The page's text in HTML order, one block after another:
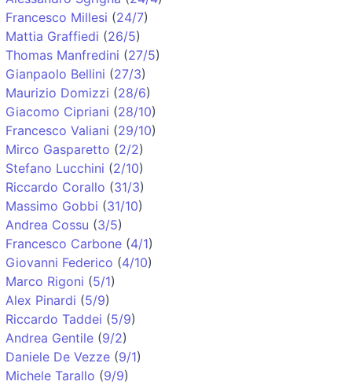
Francesco Millesi (24/7)
Mattia Graffiedi (26/5)
Thomas Manfredini (27/5)
Gianpaolo Bellini (27/3)
Maurizio Domizzi (28/6)
Giacomo Cipriani (28/10)
Francesco Valiani (29/10)
Mirco Gasparetto (2/2)
Stefano Lucchini (2/10)
Riccardo Corallo (31/3)
Massimo Gobbi (31/10)
Andrea Cossu (3/5)
Francesco Carbone (4/1)
Giovanni Federico (4/10)
Marco Rigoni (5/1)
Alex Pinardi (5/9)
Riccardo Taddei (5/9)
Andrea Gentile (9/2)
Daniele De Vezze (9/1)
Michele Tarallo (9/9)